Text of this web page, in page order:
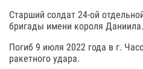
Старший солдат 24-ой
бригады имени короля Даниила.
Погиб 9 июля 2022 года в г.
ракетного удара.